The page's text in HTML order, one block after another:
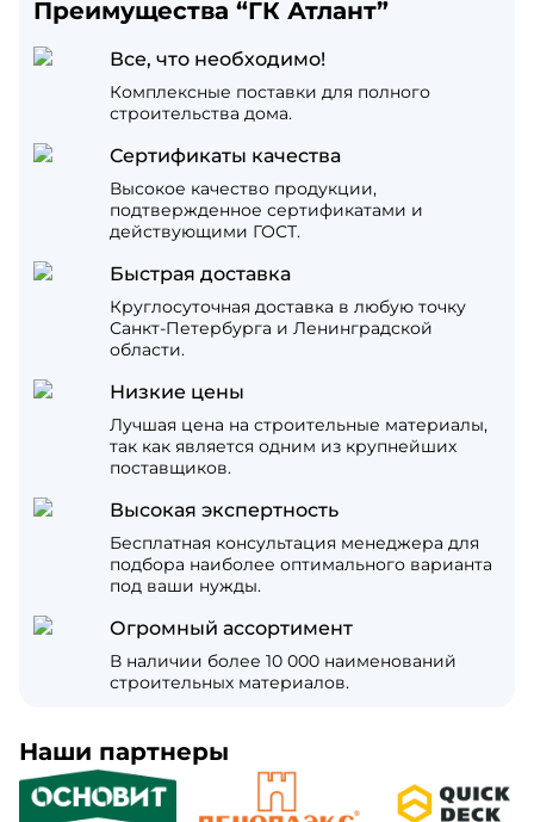
Преимущества “ГК Атлант”
Все, что необходимо!
Комплексные поставки для полного
строительства дома.
Сертификаты качества
Высокое качество продукции,
подтвержденное сертификатами и
действующими ГОСТ.
Быстрая доставка
Круглосуточная доставка в любую точку
Санкт-Петербурга и Ленинградской
области.
Низкие цены
Лучшая цена на строительные материалы,
так как является одним из крупнейших
поставщиков.
Высокая экспертность
Бесплатная консультация менеджера для
подбора наиболее оптимального варианта
под ваши нужды.
Огромный ассортимент
В наличии более 10 000 наименований
строительных материалов.
Наши партнеры